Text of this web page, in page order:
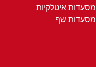
מסעדות איטלקיות
מסעדות שף